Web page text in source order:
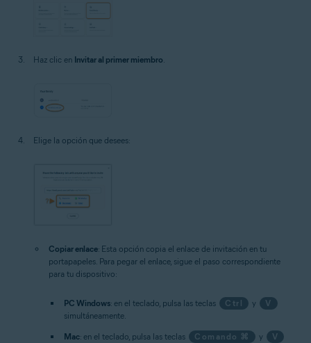
Haz clic en Invitar al primer miembro
Elige la opción que desees:
Copiar enlace: Esta opción copia el enlace de invitación en tu
portapapeles. Para pegar el enlace, sigue el paso correspondiente
para tu dispositivo:
PC Windows: en el teclado, pulsa las teclas Ctrl y
V
simultáneamente.
Mac: en el teclado, pulsa las teclas Comando ⌘ y
V